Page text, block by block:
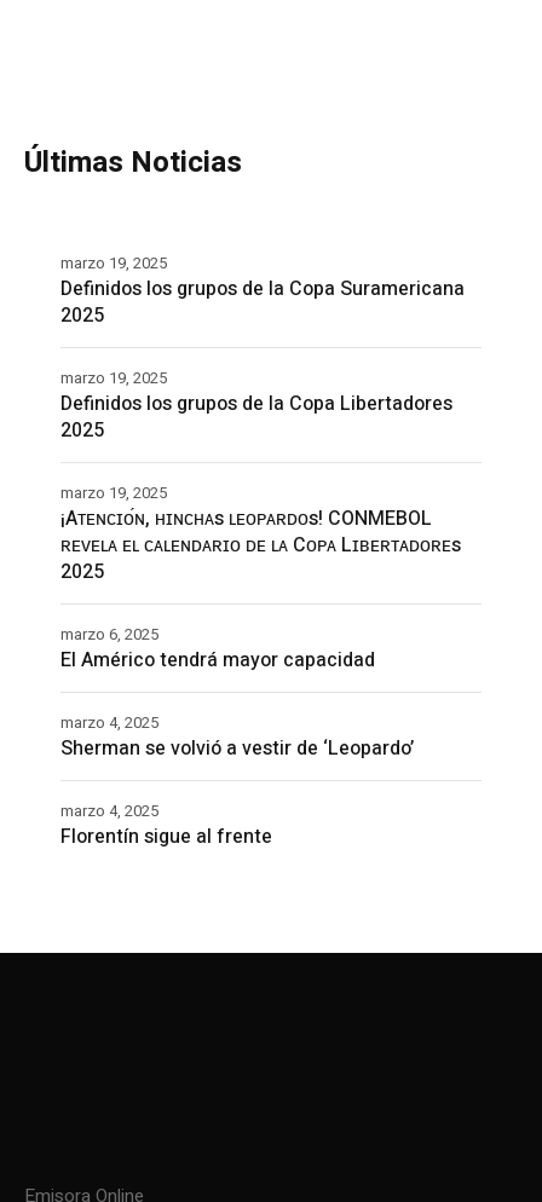
Últimas Noticias
Definidos los grupos de la Copa Suramericana
2025
marzo 19, 2025
Definidos los grupos de la Copa Libertadores
2025
marzo 19, 2025
¡Aᴛᴇɴᴄɪᴏ́ɴ, ʜɪɴᴄʜᴀs ʟᴇᴏᴘᴀʀᴅᴏs! CONMEBOL
ʀᴇᴠᴇʟᴀ ᴇʟ ᴄᴀʟᴇɴᴅᴀʀɪᴏ ᴅᴇ ʟᴀ Cᴏᴘᴀ Lɪʙᴇʀᴛᴀᴅᴏʀᴇs
2025
marzo 19, 2025
El Américo tendrá mayor capacidad
marzo 6, 2025
Sherman se volvió a vestir de ‘Leopardo’
marzo 4, 2025
Florentín sigue al frente
marzo 4, 2025
Emisora Online